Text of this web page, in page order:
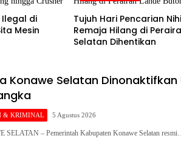
Ilegal di
Mesin
Tujuh Hari Pencarian
Remaja Hilang di
Selatan Dihentikan
Konawe Selatan Dinonaktifkan
& KRIMINAL 5 Agustus 2026
SELATAN – Pemerintah Kabupaten Konawe Selatan